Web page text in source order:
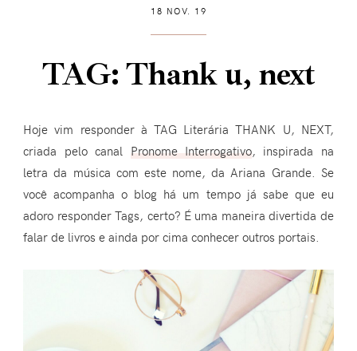
18 NOV. 19
TAG: Thank u, next
Hoje vim responder à TAG Literária THANK U, NEXT,
criada pelo canal Pronome Interrogativo, inspirada na
letra da música com este nome, da Ariana Grande. Se
você acompanha o blog há um tempo já sabe que eu
adoro responder Tags, certo? É uma maneira divertida de
falar de livros e ainda por cima conhecer outros portais.